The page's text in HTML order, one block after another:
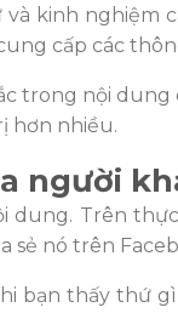
và kinh nghiệm
cấp các
trong nội dung
hơn nhiều.
a người
dung. Trên
sẻ nó trên
bạn thấy thứ gì